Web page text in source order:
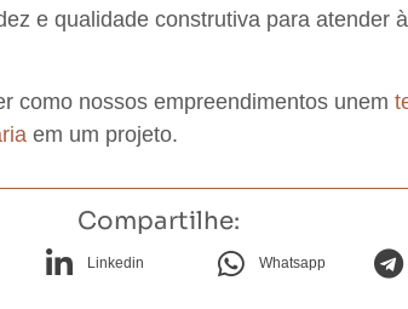
e qualidade construtiva para atender
como nossos empreendimentos unem
em um projeto.
Compartilhe:
Linkedin Whatsapp